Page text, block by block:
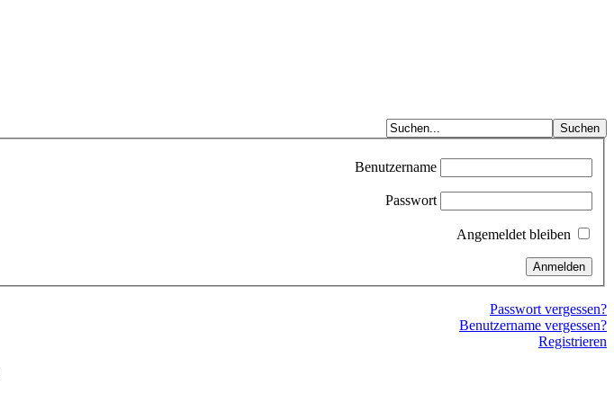
Benutzername
Passwort
Angemeldet bleiben
Passwort vergessen?
Benutzername vergessen?
Registrieren